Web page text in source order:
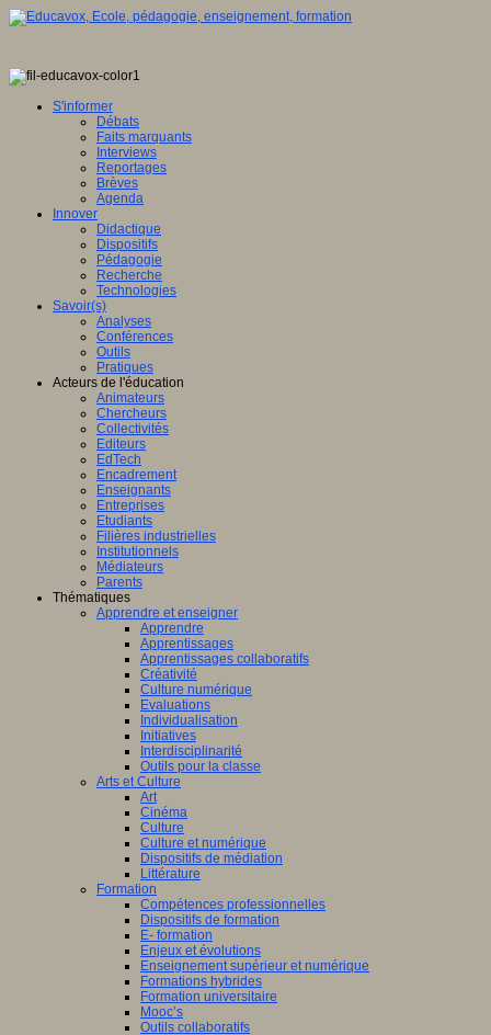
S'informer
Débats
Faits marquants
Interviews
Reportages
Brèves
Agenda
Innover
Didactique
Dispositifs
Pédagogie
Recherche
Technologies
Savoir(s)
Analyses
Conférences
Outils
Pratiques
Acteurs de l'éducation
Animateurs
Chercheurs
Collectivités
Editeurs
EdTech
Encadrement
Enseignants
Entreprises
Etudiants
Filières industrielles
Institutionnels
Médiateurs
Parents
Thématiques
Apprendre et enseigner
Apprendre
Apprentissages
Apprentissages collaboratifs
Créativité
Culture numérique
Evaluations
Individualisation
Initiatives
Interdisciplinarité
Outils pour la classe
Arts et Culture
Art
Cinéma
Culture
Culture et numérique
Dispositifs de médiation
Littérature
Formation
Compétences professionnelles
Dispositifs de formation
E- formation
Enjeux et évolutions
Enseignement supérieur et numérique
Formations hybrides
Formation universitaire
Mooc’s
Outils collaboratifs